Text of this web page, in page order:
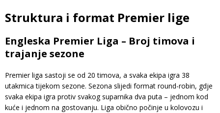
Struktura i format Premier lige
Engleska Premier Liga – Broj timova i
trajanje sezone
Premier liga sastoji se od 20 timova, a svaka ekipa igra 38
utakmica tijekom sezone. Sezona slijedi format round-robin, gdje
svaka ekipa igra protiv svakog suparnika dva puta – jednom kod
kuće i jednom na gostovanju. Liga obično počinje u kolovozu i